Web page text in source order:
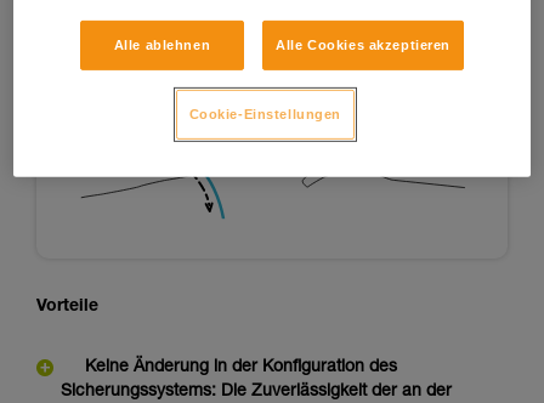
Vorteile
Keine Änderung in der Konfiguration des
Sicherungssystems: Die Zuverlässigkeit der an der
Alle ablehnen Alle Cookies akzeptieren
Cookie-Einstellungen